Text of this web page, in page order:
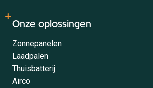
Onze oplossingen
Zonnepanelen
Laadpalen
Thuisbatterij
Airco